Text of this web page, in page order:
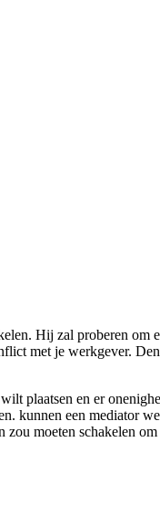
Hij zal proberen om
met je werkgever.
plaatsen en er
kunnen een mediator
moeten schakelen